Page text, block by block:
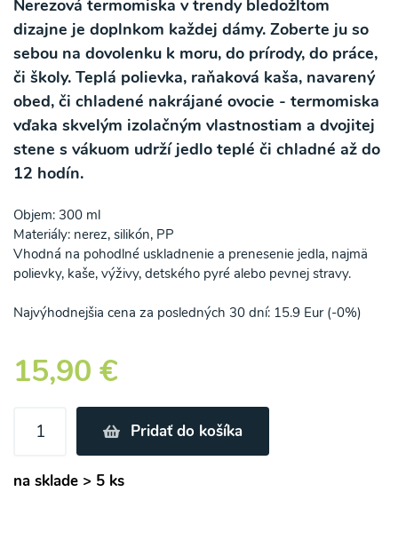
Nerezová termomiska v trendy bledožltom
dizajne je doplnkom každej dámy. Zoberte ju so
sebou na dovolenku k moru, do prírody, do práce,
či školy. Teplá polievka, raňaková kaša, navarený
obed, či chladené nakrájané ovocie - termomiska
vďaka skvelým izolačným vlastnostiam a dvojitej
stene s vákuom udrží jedlo teplé či chladné až do
12 hodín.
Objem: 300 ml
Materiály: nerez, silikón, PP
Vhodná na pohodlné uskladnenie a prenesenie jedla, najmä
polievky, kaše, výživy, detského pyré alebo pevnej stravy.
Najvýhodnejšia cena za posledných 30 dní: 15.9 Eur (-0%)
15,90 €
Pridať do košíka
na sklade > 5 ks